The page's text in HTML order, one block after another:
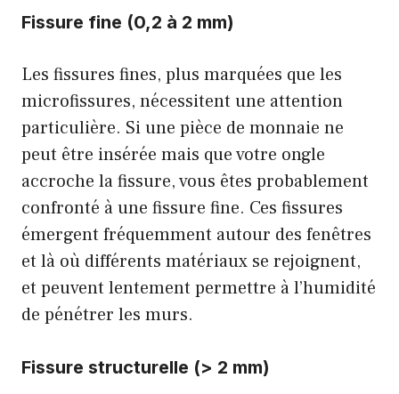
Fissure fine (0,2 à 2 mm)
Les fissures fines, plus marquées que les
microfissures, nécessitent une attention
particulière. Si une pièce de monnaie ne
peut être insérée mais que votre ongle
accroche la fissure, vous êtes probablement
confronté à une fissure fine. Ces fissures
émergent fréquemment autour des fenêtres
et là où différents matériaux se rejoignent,
et peuvent lentement permettre à l’humidité
de pénétrer les murs.
Fissure structurelle (> 2 mm)